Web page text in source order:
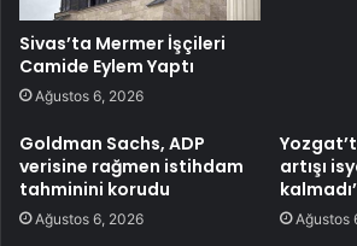
Sivas’ta Mermer İşçileri
Camide Eylem Yaptı
Ağustos 6, 2026
Goldman Sachs, ADP
verisine rağmen istihdam
tahminini korudu
Ağustos 6, 2026
artışı
kalmadı’
Ağustos